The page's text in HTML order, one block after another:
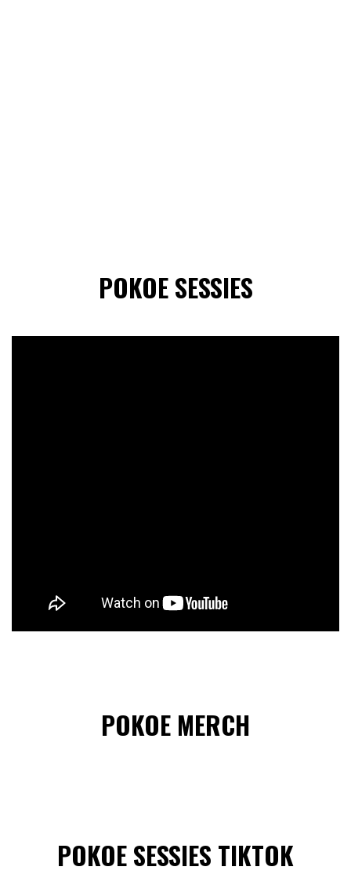
POKOE SESSIES
POKOE MERCH
POKOE SESSIES TIKTOK